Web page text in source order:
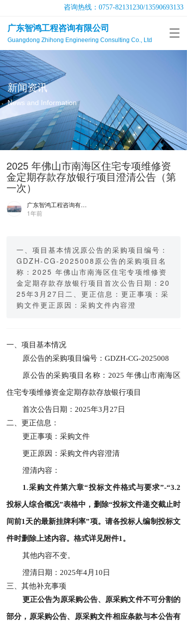
广东智鸿工程咨询有限公司
Guangdong Zhihong Engineering Consulting Co., Ltd
咨询热线： 0757-82131230/13590693133
T
g
g
a
t
o
n
新闻资讯
News and Information
2025 年佛山市南海区住宅专项维修资
金定期存款存放银行项目澄清公告（第
一次）
广东智鸿工程咨询有限公司
1年前
一、项目基本情况原公告的采购项目编号：
GDZH-CG-2025008原公告的采购项目名
称：2025 年佛山市南海区住宅专项维修资
金定期存款存放银行项目首次公告日期：20
25年3月27日二、更正信息：更正事项：采
购文件更正原因：采购文件内容澄
一、项目基本情况
原公告的采购项目编号： GDZH-CG-2025008
原公告的采购项目名称： 2025 年佛山市南海区
住宅专项维修资金定期存款存放银行项目
首次公告日期： 2025年3 月 27 日
二、更正信息：
更正事项：采购文件
更正原因：采购文件内容澄清
澄清内容：
1.采购文件第六章“投标文件格式与要求”-“3.2
投标人综合概况”表格中，删除“投标文件递交截止时
间前1天的最新挂牌利率”项。请各投标人编制投标文
件时删除上述内容。 格式详见附件1。
其他内容不变。
澄清日期： 2025年4月 10 日
三、其他补充事项
更正公告为原采购公告、原采购文件不可分割的
部分，原采购公告、原采购文件相应条款与本公告有